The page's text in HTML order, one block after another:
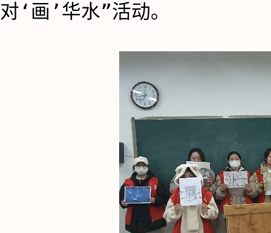
对‘画’华水”活动。